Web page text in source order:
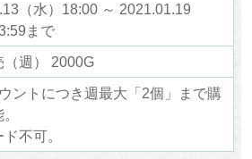
（水）18:00 ～ 2021.01.19
まで
（週） 2000G
ントにつき週最大「2個」まで購
ド不可。